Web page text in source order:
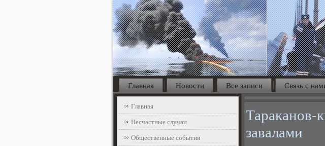
Главная Новости Все записи Связь с
Главная
Несчастные случаи
Общественные события
Тараканов-
завалами